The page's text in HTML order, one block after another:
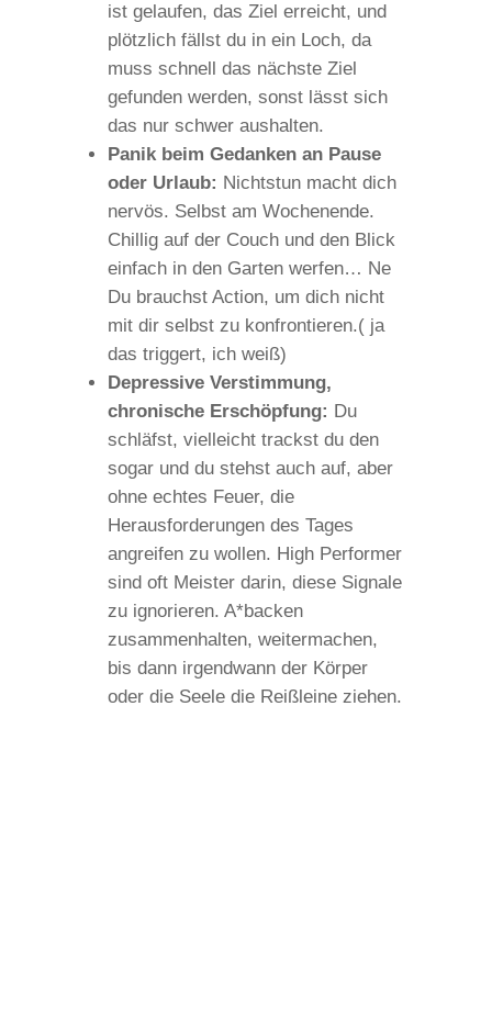
ist gelaufen, das Ziel erreicht, und
plötzlich fällst du in ein Loch, da
muss schnell das nächste Ziel
gefunden werden, sonst lässt sich
das nur schwer aushalten.
Panik beim Gedanken an Pause
oder Urlaub: Nichtstun macht dich
nervös. Selbst am Wochenende.
Chillig auf der Couch und den Blick
einfach in den Garten werfen… Ne
Du brauchst Action, um dich nicht
mit dir selbst zu konfrontieren.( ja
das triggert, ich weiß)
Depressive Verstimmung,
chronische Erschöpfung: Du
schläfst, vielleicht trackst du den
sogar und du stehst auch auf, aber
ohne echtes Feuer, die
Herausforderungen des Tages
angreifen zu wollen. High Performer
sind oft Meister darin, diese Signale
zu ignorieren. A*backen
zusammenhalten, weitermachen,
bis dann irgendwann der Körper
oder die Seele die Reißleine ziehen.